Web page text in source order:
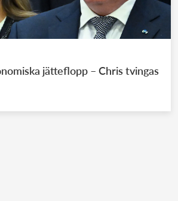
jätteflopp – Chris tvingas